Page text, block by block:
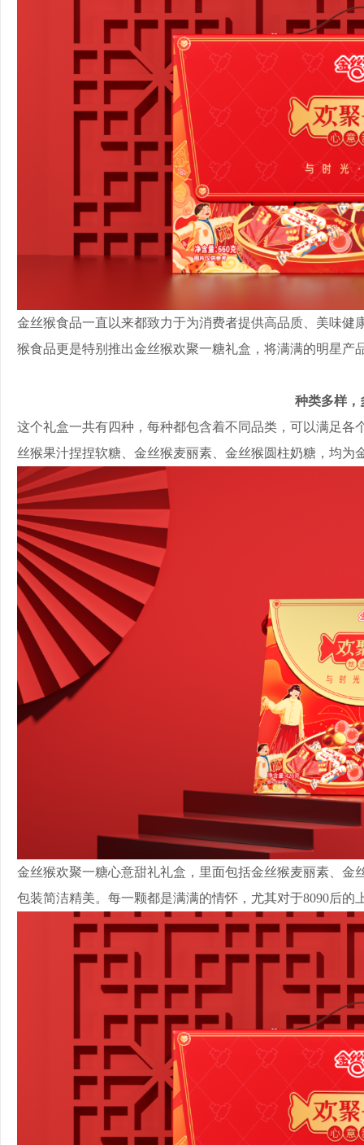
金丝猴食品一直以来都致力于为消费者提供高品质、美味
猴食品更是特别推出金丝猴欢聚一糖礼盒，将满满的明星产
种类多样，
这个礼盒一共有四种，每种都包含着不同品类，可以满足
丝猴果汁捏捏软糖、金丝猴麦丽素、金丝猴圆柱奶糖，均
金丝猴欢聚一糖心意甜礼礼盒，里面包括金丝猴麦丽素、
包装简洁精美。每一颗都是满满的情怀，尤其对于8090后的